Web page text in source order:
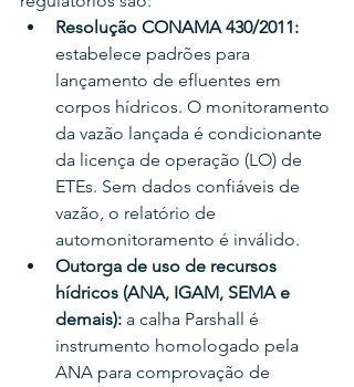
Resolução CONAMA 430/2011:
estabelece padrões para
lançamento de efluentes em
corpos hídricos. O monitoramento
da vazão lançada é condicionante
da licença de operação (LO) de
ETEs. Sem dados confiáveis de
vazão, o relatório de
automonitoramento é inválido.
Outorga de uso de recursos
hídricos (ANA, IGAM, SEMA e
demais): a calha Parshall é
instrumento homologado pela
ANA para comprovação de